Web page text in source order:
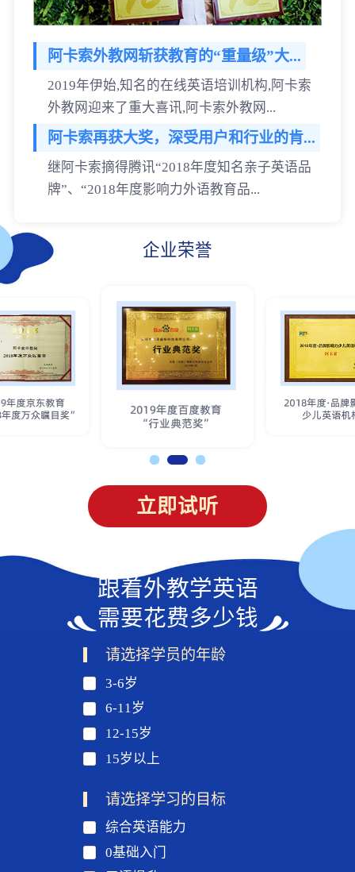
阿卡索外教网斩获教育的“重量级”大...
2019年伊始,知名的在线英语培训机构,阿卡索
外教网迎来了重大喜讯,阿卡索外教网...
阿卡索再获大奖，深受用户和行业的肯...
继阿卡索摘得腾讯“2018年度知名亲子英语品
牌”、“2018年度影响力外语教育品...
企业荣誉
立即试听
跟着外教学英语
需要花费多少钱
请选择学员的年龄
3-6岁
6-11岁
12-15岁
15岁以上
请选择学习的目标
综合英语能力
0基础入门